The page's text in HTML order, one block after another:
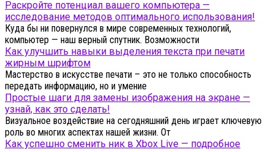
Раскройте потенциал вашего компьютера —
исследование методов оптимального использования!
Куда бы ни повернулся в мире современных технологий,
компьютер — наш верный спутник. Возможности
Как улучшить навыки выделения текста при печати
жирным шрифтом
Мастерство в искусстве печати – это не только способность
передать информацию, но и умение
Простые шаги для замены изображения на экране —
узнай, как это сделать!
Визуальное воздействие на сегодняшний день играет ключевую
роль во многих аспектах нашей жизни. От
Как успешно сменить ник в Xbox Live — подробное